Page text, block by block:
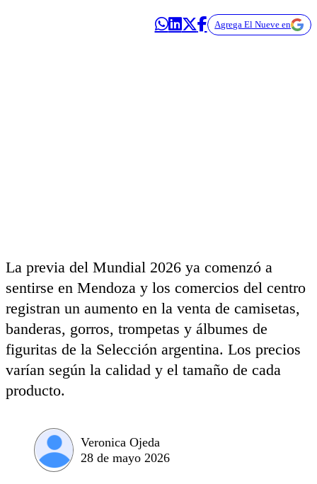
Agrega El Nueve en
La previa del Mundial 2026 ya comenzó a
sentirse en Mendoza y los comercios del centro
registran un aumento en la venta de camisetas,
banderas, gorros, trompetas y álbumes de
figuritas de la Selección argentina. Los precios
varían según la calidad y el tamaño de cada
producto.
Veronica Ojeda
28 de mayo 2026